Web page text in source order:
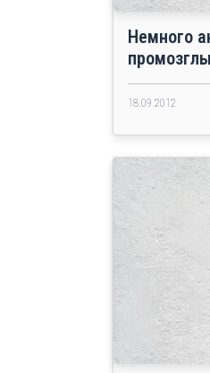
Немного
18.09.2012